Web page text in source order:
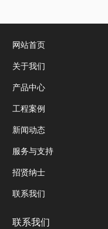
网站首页
关于我们
产品中心
工程案例
新闻动态
服务与支持
招贤纳士
联系我们
联系我们